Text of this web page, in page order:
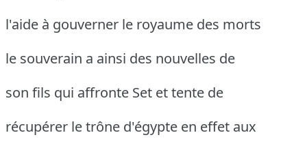
l'aide à gouverner le royaume des morts
le souverain a ainsi des nouvelles de
son fils qui affronte Set et tente de
récupérer le trône d'égypte en effet aux